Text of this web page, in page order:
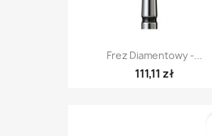
Frez Diamentowy -...
111,11 zł